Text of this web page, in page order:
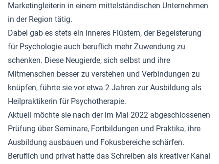
Marketingleiterin in einem mittelständischen Unternehmen
in der Region tätig.
Dabei gab es stets ein inneres Flüstern, der Begeisterung
für Psychologie auch beruflich mehr Zuwendung zu
schenken. Diese Neugierde, sich selbst und ihre
Mitmenschen besser zu verstehen und Verbindungen zu
knüpfen, führte sie vor etwa 2 Jahren zur Ausbildung als
Heilpraktikerin für Psychotherapie.
Aktuell möchte sie nach der im Mai 2022 abgeschlossenen
Prüfung über Seminare, Fortbildungen und Praktika, ihre
Ausbildung ausbauen und Fokusbereiche schärfen.
Beruflich und privat hatte das Schreiben als kreativer Kanal